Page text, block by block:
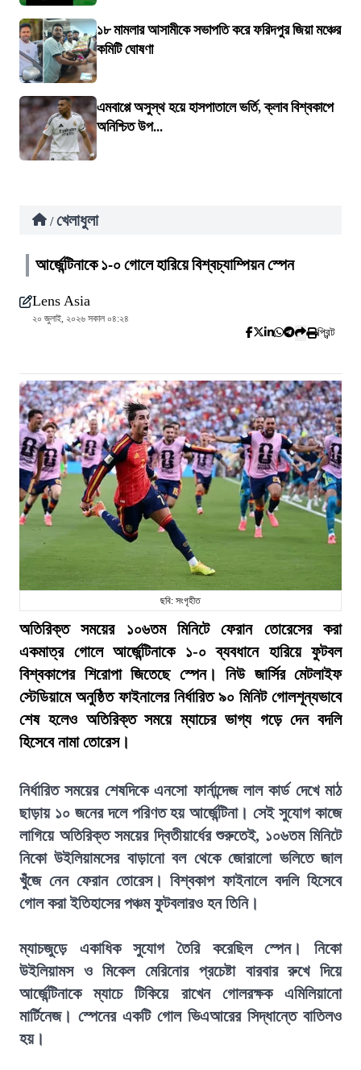
১৮ মামলার আসামীকে সভাপতি করে ফরিদপুর জিয়া মঞ্চের
কমিটি ঘোষণা
এমবাপ্পে অসুস্থ হয়ে হাসপাতালে ভর্তি, ক্লাব বিশ্বকাপে
অনিশ্চিত উপ...
/ খেলাধুলা
আর্জেন্টিনাকে ১-০ গোলে হারিয়ে বিশ্বচ্যাম্পিয়ন স্পেন
Lens Asia
২০ জুলাই, ২০২৬ সকাল ০৪:২৪
প্রিন্ট
ছবি: সংগৃহীত
অতিরিক্ত সময়ের ১০৬তম মিনিটে ফেরান তোরেসের করা
একমাত্র গোলে আর্জেন্টিনাকে ১-০ ব্যবধানে হারিয়ে ফুটবল
বিশ্বকাপের শিরোপা জিতেছে স্পেন। নিউ জার্সির মেটলাইফ
স্টেডিয়ামে অনুষ্ঠিত ফাইনালের নির্ধারিত ৯০ মিনিট গোলশূন্যভাবে
শেষ হলেও অতিরিক্ত সময়ে ম্যাচের ভাগ্য গড়ে দেন বদলি
হিসেবে নামা তোরেস।
নির্ধারিত সময়ের শেষদিকে এনসো ফার্নান্দেজ লাল কার্ড দেখে মাঠ
ছাড়ায় ১০ জনের দলে পরিণত হয় আর্জেন্টিনা। সেই সুযোগ কাজে
লাগিয়ে অতিরিক্ত সময়ের দ্বিতীয়ার্ধের শুরুতেই, ১০৬তম মিনিটে
নিকো উইলিয়ামসের বাড়ানো বল থেকে জোরালো ভলিতে জাল
খুঁজে নেন ফেরান তোরেস। বিশ্বকাপ ফাইনালে বদলি হিসেবে
গোল করা ইতিহাসের পঞ্চম ফুটবলারও হন তিনি।
ম্যাচজুড়ে একাধিক সুযোগ তৈরি করেছিল স্পেন। নিকো
উইলিয়ামস ও মিকেল মেরিনোর প্রচেষ্টা বারবার রুখে দিয়ে
আর্জেন্টিনাকে ম্যাচে টিকিয়ে রাখেন গোলরক্ষক এমিলিয়ানো
মার্টিনেজ। স্পেনের একটি গোল ভিএআরের সিদ্ধান্তে বাতিলও
হয়।